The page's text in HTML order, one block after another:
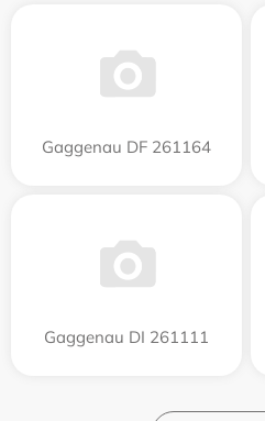
Gaggenau DF 261164
Gaggenau DI 261111